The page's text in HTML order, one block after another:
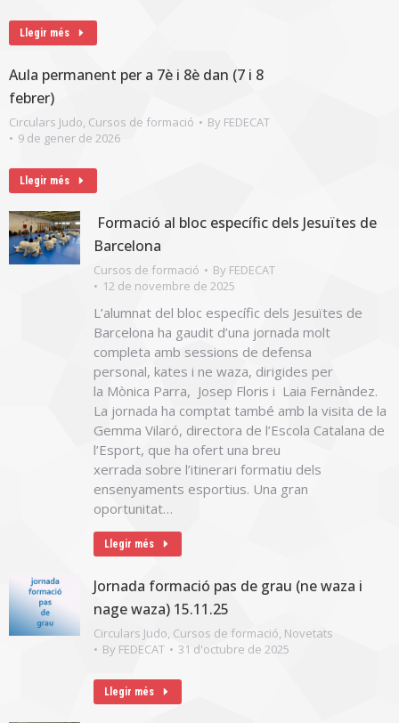
Llegir més
Aula permanent per a 7è i 8è dan (7 i 8
febrer)
Circulars Judo, Cursos de formació By FEDECAT
9 de gener de 2026
Llegir més
Formació al bloc específic dels Jesuïtes de
Barcelona
Cursos de formació By FEDECAT
12 de novembre de 2025
L’alumnat del bloc específic dels Jesuïtes de
Barcelona ha gaudit d’una jornada molt
completa amb sessions de defensa
personal, kates i ne waza, dirigides per
la Mònica Parra, Josep Floris i Laia Fernàndez.
La jornada ha comptat també amb la visita de la
Gemma Vilaró, directora de l’Escola Catalana de
l’Esport, que ha ofert una breu
xerrada sobre l’itinerari formatiu dels
ensenyaments esportius. Una gran
oportunitat…
Llegir més
Jornada formació pas de grau (ne waza i
nage waza) 15.11.25
Circulars Judo, Cursos de formació, Novetats
By FEDECAT 31 d'octubre de 2025
Llegir més